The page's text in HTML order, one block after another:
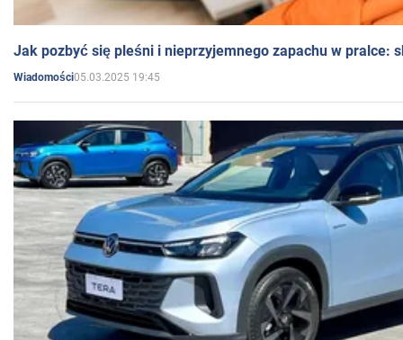
Jak pozbyć się pleśni i nieprzyjemnego zapachu w pralce:
Wiadomości05.03.2025 19:45